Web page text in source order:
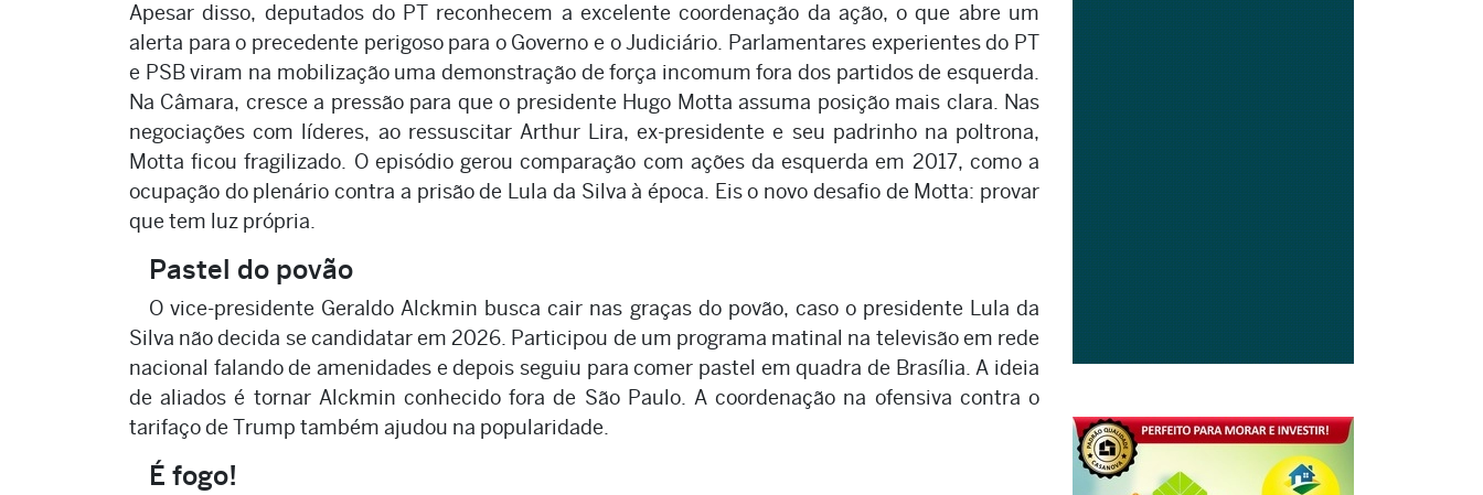
Apesar disso, deputados do PT reconhecem a excelente coordenação da ação, o que abre um
alerta para o precedente perigoso para o Governo e o Judiciário. Parlamentares experientes do PT
e PSB viram na mobilização uma demonstração de força incomum fora dos partidos de esquerda.
Na Câmara, cresce a pressão para que o presidente Hugo Motta assuma posição mais clara. Nas
negociações com líderes, ao ressuscitar Arthur Lira, ex-presidente e seu padrinho na poltrona,
Motta ficou fragilizado. O episódio gerou comparação com ações da esquerda em 2017, como a
ocupação do plenário contra a prisão de Lula da Silva à época. Eis o novo desafio de Motta: provar
que tem luz própria.
Pastel do povão
O vice-presidente Geraldo Alckmin busca cair nas graças do povão, caso o presidente Lula da
Silva não decida se candidatar em 2026. Participou de um programa matinal na televisão em rede
nacional falando de amenidades e depois seguiu para comer pastel em quadra de Brasília. A ideia
de aliados é tornar Alckmin conhecido fora de São Paulo. A coordenação na ofensiva contra o
tarifaço de Trump também ajudou na popularidade.
É fogo!